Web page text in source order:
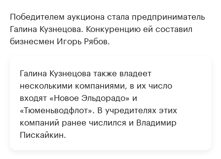
Победителем аукциона стала предприниматель
Галина Кузнецова. Конкуренцию ей составил
бизнесмен Игорь Рябов.
Галина Кузнецова также владеет
несколькими компaниями, в их число
входят «Новое Эльдорaдо» и
«Тюменьводфлот». В учредителях этих
компаний ранее числился и Владимир
Пискайкин.